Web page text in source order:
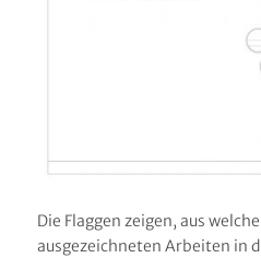
Die Flaggen zeigen, aus
ausgezeichneten Arbeiten in